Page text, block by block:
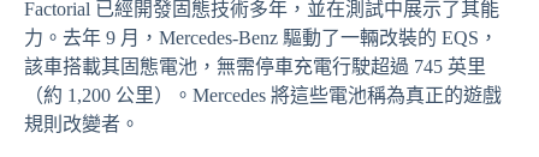
Factorial 已經開發固態技術多年，並在測試中展示了其能
力。去年 9 月，Mercedes-Benz 驅動了一輛改裝的 EQS，
該車搭載其固態電池，無需停車充電行駛超過 745 英里
（約 1,200 公里）。Mercedes 將這些電池稱為真正的遊戲
規則改變者。